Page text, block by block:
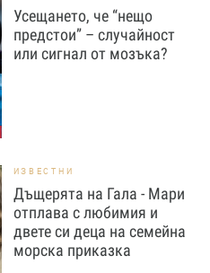
Усещането, че “нещо
предстои” – случайност
или сигнал от мозъка?
ИЗВЕСТНИ
Дъщерята на Гала - Мари
отплава с любимия и
двете си деца на семейна
морска приказка